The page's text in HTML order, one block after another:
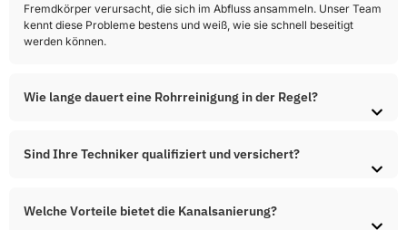
Fremdkörper verursacht, die sich im Abfluss ansammeln. Unser Team
kennt diese Probleme bestens und weiß, wie sie schnell beseitigt
werden können.
Wie lange dauert eine Rohrreinigung in der Regel?
Sind Ihre Techniker qualifiziert und versichert?
Welche Vorteile bietet die Kanalsanierung?